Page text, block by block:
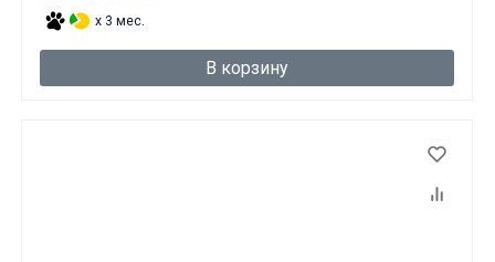
x 3 мес.
В корзину